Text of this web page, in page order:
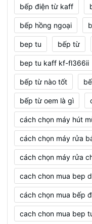
bếp điện từ kaff
bếp hồng ngoại
bep tu bếp từ
bep tu kaff kf-fl366ii
bếp từ nào tốt
bếp từ oem là gì
cách chọn máy hút
cách chọn máy rửa
cách chọn máy rửa
cach chon mua bep
cách chọn mua bếp
cach chon mua bep